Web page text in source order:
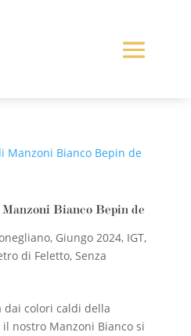
Bianco Bepin de
, Giungo 2024, IGT,
di Feletto, Senza
dai colori caldi della
nostro Manzoni Bianco si